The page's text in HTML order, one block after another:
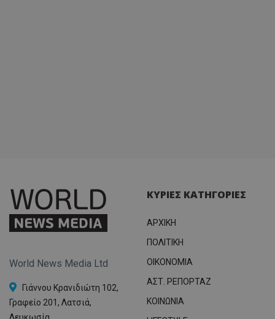
World News Media Ltd
Γιάννου Κρανιδιώτη 102,
Γραφείο 201, Λατσιά,
ΚΥΡΙΕΣ ΚΑΤΗΓΟΡΙΕΣ
ΑΡΧΙΚΗ
ΠΟΛΙΤΙΚΗ
OIKONOMIA
ΑΣΤ. ΡΕΠΟΡΤΑΖ
ΚΟΙΝΩΝΙΑ